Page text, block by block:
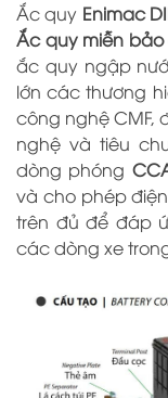
Ắc quy Enimac
Ắc quy miễn
ắc quy ngập
lớn các thương
công nghệ CMF,
nghệ và tiêu
dòng phóng
và cho phép
trên đủ để đáp
các dòng xe